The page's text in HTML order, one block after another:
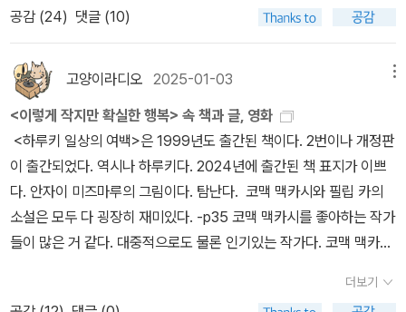
그 긴 장거리를 달리다 보면 발이 부어서 런닝화는 평소보다 큰 사이
꼭지 부분이 헐게 되는 아픔도 겪게 된다고 한다. 그런데 하루키는 어
떤 중요한 예식을 치루는 것처럼 마라톤을 준비하고 즐긴다. 부서질
것 같은 극한의 육체적 소모를 겪은 후에 마시는 시원한 맥주처럼 행
복한 게 없다는 저자의 말은 우리 삶에서 진짜 행복은 그 누가 억지로
가져다 줄 수 없는 영역임을 명확히 드러내고 있다. 여느 하루키의 에
세이보다 아내와의 일화도 많이 등장해서 사생활에 대한 궁금증이 조
금이 해소되는 기분이었다. 무엇보다도 재미있었던 내용은 하루키의
할 수 없는 일이겠지만, 미국에서는 아마도 충분히 있을 수 있는 일이
내게도 시간표처럼 정해진 삶이 있다. 거의 같은 시간에 일어나야만
한다. 출근 준비를 해야 하고, 아이들과 등원 및 등교를 함께 해야 한
다. 출근 해서는 조금씩 다르지만, 같은 일들을 하며, 정해진 시간에
퇴근을 해서 아이들과 함께 저녁 시간을 보낸다. 그럼에도 그 사이 사
이 시간들을 조금씩 다른 일들을 할 수 있다. 일이 조금 한가할 때는
책도 읽을 수 있고, 점심 시간을 쪼개서는 운동도 할 수 있다. 아이들
이 잠든 밤에는 홀로 시간을 보낼 수도 있다. 작지만 확실한 행복들을
누릴 수 있는 시간들이다. 고생이나 고통이라는 건, 그게 타인의 몸에
서 일어나는 한, 인간으로서는 정확히 이해할 수 없는 법이다.- P60
생활 속에서 개인적인 ‘작지만 확실한 행복’을 찾기 위해서는 크든 작
랐어용!!!!!!!! 정말!! 맨날천날 견문일천 어쩌고 주접을 떨고 하더니만,
정말 소생의 무식이 청천백일하에 드러났으니!!! 아아!!! 뭐라 할 말이
없다. 구글지도를 찾아보니 쿠바 밑에 있는 작은 섬이다. 그 유명한 캐
러비안 해적이 출몰하는 그 카리브해 주변 여러나라 중 하나다. 쿠바,
아이티, 도미니카, 자메이카, 푸에르토리코, 바하마, 온두라스, 코스타
리카, 파나마 등등..... 소생은 이 책을 두 번인가 세 번인가 읽었는데
이제야 알게된 것은 뭣이고...올림픽 같은 거 할 때...여러 나라들 행진
할 때,,,.다음은 자메이카! 자메이카! 카리브해 연안의 섬나라 자메이
카 어쩌고 하는 소개도 많이 했을테고,,,,,육상으로 또 유명해서 TV에
여러번 나왔던 것 같은데,,,,두 눈 멀쩡하게 뜨고 뚫린 귀로는 뭘 보고
뭘 들었는지.....소생은 자메이카가 아프리카에 있는 나라인 줄로만 알
았던 것이니....참 진짜로 뭐라 할 말이 없다. 구글에 물어보니 자메
공감 (24) 댓글 (10)
고양이라디오 2025-01-03
<이렇게 작지만 확실한 행복> 속 책과 글, 영화
<하루키 일상의 여백>은 1999년도 출간된 책이다. 2번이나 개정판
이 출간되었다. 역시나 하루키다. 2024년에 출간된 책 표지가 이쁘
다. 안자이 미즈마루의 그림이다. 탐난다. 코맥 맥카시와 필립 카의
소설은 모두 다 굉장히 재미있다. -p35 코맥 맥카시를 좋아하는 작가
들이 많은 거 같다. 대중적으로도 물론 인기있는 작가다. 코맥 맥카시
요즘은 문학보다 비문학이 많이 땡긴다. 나중에 기회되면 코맥 맥카
더보기